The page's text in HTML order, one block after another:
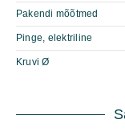
Pakendi mõõtmed
Pinge, elektriline
Kruvi Ø